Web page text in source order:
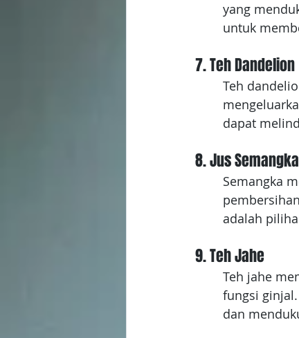
yang
untuk
7. Teh Dandelion
Teh
dapat
8. Jus Semangka
Semangka
adalah
9. Teh Jahe
Teh jahe
fungsi
dan